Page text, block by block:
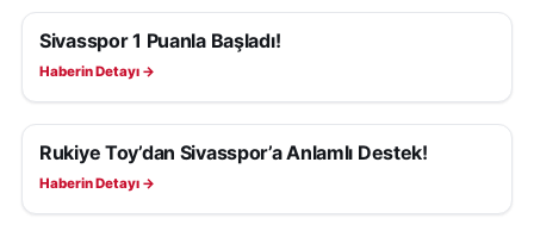
SIVASSPOR HABERLERI
Sivasspor 1 Puanla Başladı!
Haberin Detayı →
SIVASSPOR HABERLERI
Rukiye Toy’dan Sivasspor’a Anlamlı Destek!
Haberin Detayı →